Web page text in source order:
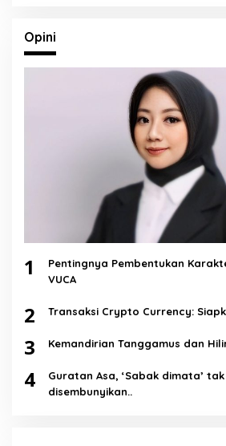
Opini
1
Pentingnya Pembentukan
VUCA
2 Transaksi Crypto Currency:
3 Kemandirian Tanggamus dan
4
Guratan Asa, ‘Sabak dimata’
disembunyikan..